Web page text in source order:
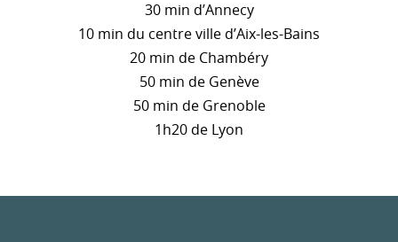
30 min d’Annecy
10 min du centre ville d’Aix-les-Bains
20 min de Chambéry
50 min de Genève
50 min de Grenoble
1h20 de Lyon